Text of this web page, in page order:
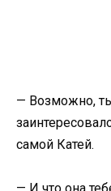
— Возможно,
самой Катей.